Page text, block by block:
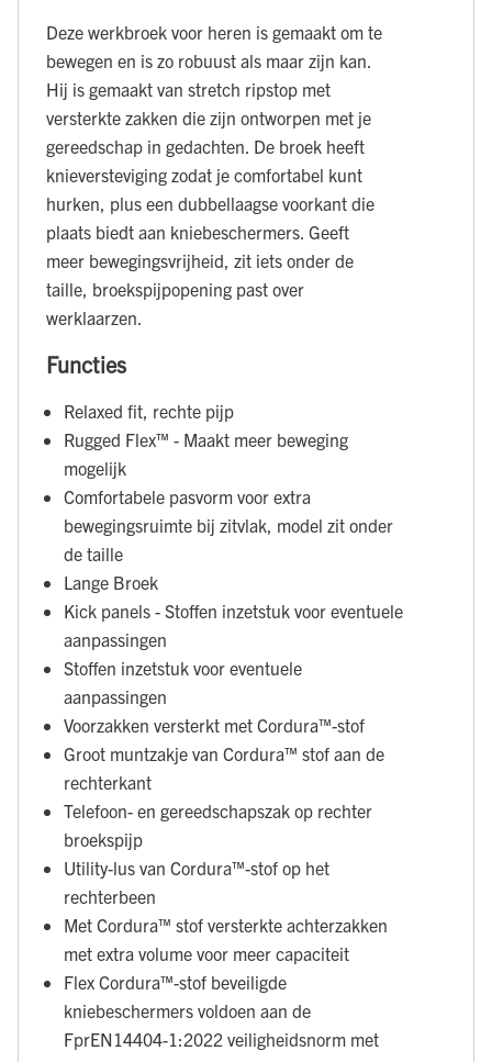
Deze werkbroek voor heren is gemaakt om te
bewegen en is zo robuust als maar zijn kan.
Hij is gemaakt van stretch ripstop met
versterkte zakken die zijn ontworpen met je
gereedschap in gedachten. De broek heeft
knieversteviging zodat je comfortabel kunt
hurken, plus een dubbellaagse voorkant die
plaats biedt aan kniebeschermers. Geeft
meer bewegingsvrijheid, zit iets onder de
taille, broekspijpopening past over
werklaarzen.
Functies
Relaxed fit, rechte pijp
Rugged Flex™ - Maakt meer beweging
mogelijk
Comfortabele pasvorm voor extra
bewegingsruimte bij zitvlak, model zit onder
de taille
Lange Broek
Kick panels - Stoffen inzetstuk voor eventuele
aanpassingen
Stoffen inzetstuk voor eventuele
aanpassingen
Voorzakken versterkt met Cordura™-stof
Groot muntzakje van Cordura™ stof aan de
rechterkant
Telefoon- en gereedschapszak op rechter
broekspijp
Utility-lus van Cordura™-stof op het
rechterbeen
Met Cordura™ stof versterkte achterzakken
met extra volume voor meer capaciteit
Flex Cordura™-stof beveiligde
kniebeschermers voldoen aan de
FprEN14404-1:2022 veiligheidsnorm met